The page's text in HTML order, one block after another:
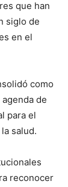
que han
siglo de
en el
como
de
para el
salud.
reconocer